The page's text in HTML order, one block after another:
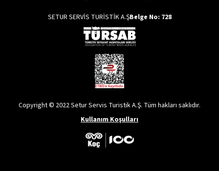
SETUR SERVİS TURİSTİK A.ŞBelge No: 728
Copyright © 2022 Setur Servis Turistik A.Ş. Tüm hakları saklıdır.
Kullanım Koşulları